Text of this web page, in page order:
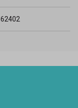
62402